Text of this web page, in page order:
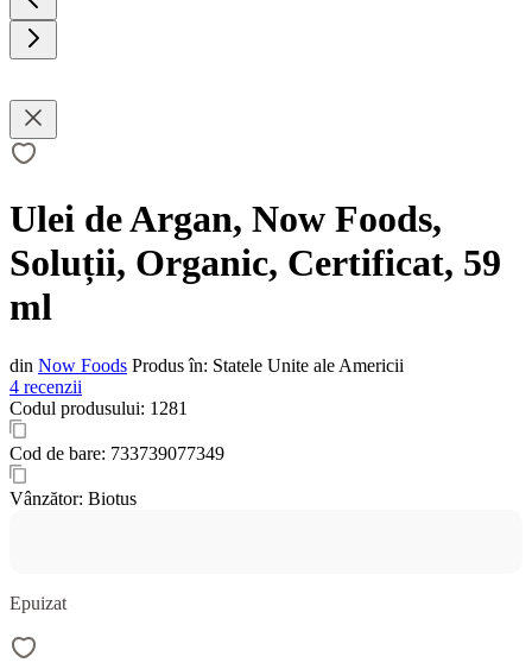
Ulei de Argan, Now Foods,
Soluții, Organic, Certificat, 59
ml
din Now Foods Produs în: Statele Unite ale Americii
4 recenzii
Codul produsului: 1281
Cod de bare: 733739077349
Vânzător: Biotus
Epuizat